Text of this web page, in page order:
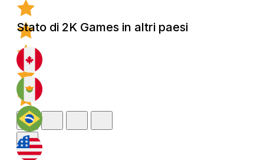
Stato di 2K Games in altri paesi